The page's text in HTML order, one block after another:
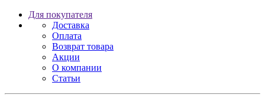
Для покупателя
Доставка
Оплата
Возврат товара
Акции
О компании
Статьи